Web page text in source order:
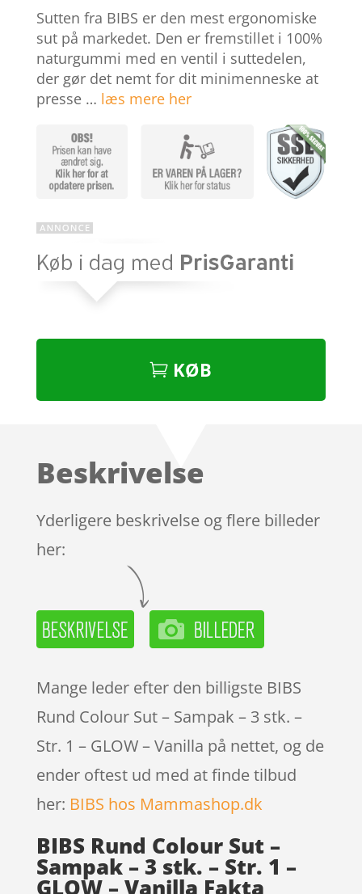
mmelser
Sutten fra BIBS er den mest ergonomiske
sut på markedet. Den er fremstillet i 100%
naturgummi med en ventil i suttedelen,
der gør det nemt for dit minimenneske at
presse … læs mere her
KØB
Beskrivelse
Yderligere beskrivelse og flere billeder
her:
Mange leder efter den billigste BIBS
Rund Colour Sut – Sampak – 3 stk. –
Str. 1 – GLOW – Vanilla på nettet, og de
ender oftest ud med at finde tilbud
her: BIBS hos Mammashop.dk
BIBS Rund Colour Sut –
Sampak – 3 stk. – Str. 1 –
GLOW – Vanilla Fakta